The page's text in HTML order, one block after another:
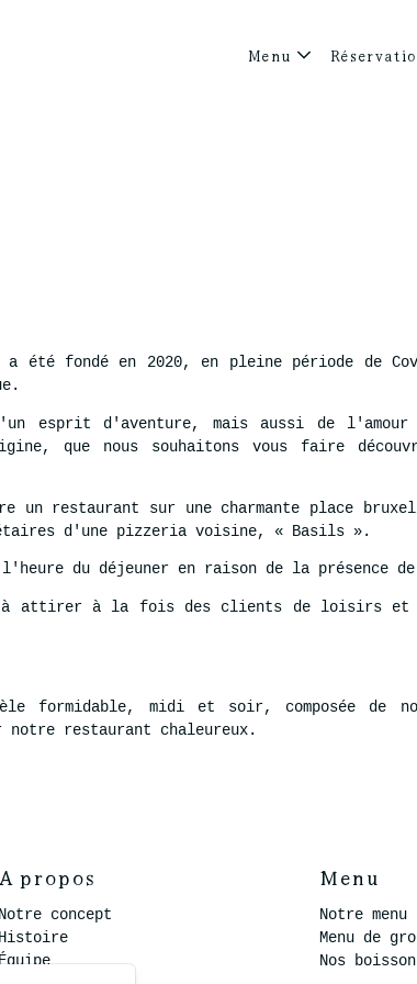
Menu
été fondé en 2020, en pleine période de
esprit d'aventure, mais aussi de l'amour
que nous souhaitons vous faire
un restaurant sur une charmante place
d'une pizzeria voisine, « Basils ».
du déjeuner en raison de la présence de
attirer à la fois des clients de loisirs et
formidable, midi et soir, composée de
notre restaurant chaleureux.
A propos
Notre concept
Histoire
Équipe
Menu
Notre menu
Menu de
Nos